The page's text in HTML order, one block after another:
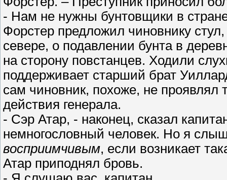
- Нам не нужны бунтовщики в
Форстер предложил чиновнику
севере, о подавлении бунта в
на сторону повстанцев. Ходили
поддерживает старший брат
сам чиновник, похоже, не проявлял
действия генерала.
- Сэр Атар, - наконец, сказал
немногословный человек. Но я
восприимчивым, если возникает
Атар приподнял бровь.